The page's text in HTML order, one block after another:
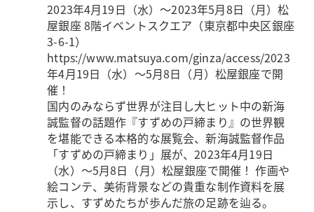
2023年4月19日（水）～2023年5月8日（月）松
屋銀座 8階イベントスクエア（東京都中央区銀座
3-6-1）
https://www.matsuya.com/ginza/access/2023
年4月19日（水）～5月8日（月）松屋銀座で開
催！
国内のみならず世界が注目し大ヒット中の新海
誠監督の話題作『すずめの戸締まり』の世界観
を堪能できる本格的な展覧会、新海誠監督作品
「すずめの戸締まり」展が、2023年4月19日
（水）～5月8日（月）松屋銀座で開催！ 作画や
絵コンテ、美術背景などの貴重な制作資料を展
示し、すずめたちが歩んだ旅の足跡を辿る。